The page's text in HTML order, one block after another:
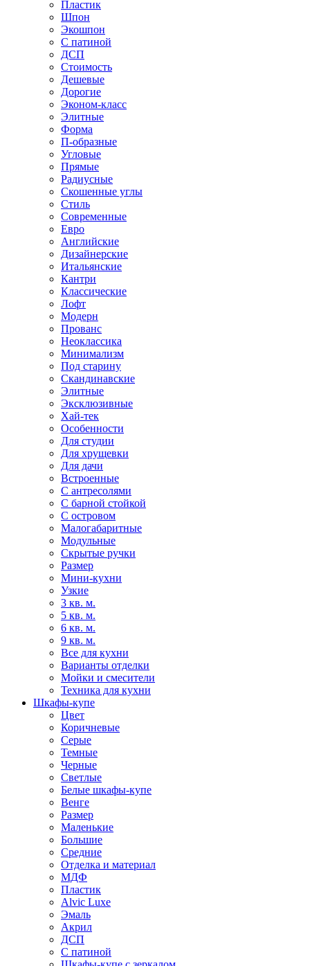
Пластик
Шпон
Экошпон
С патиной
ДСП
Стоимость
Дешевые
Дорогие
Эконом-класс
Элитные
Форма
П-образные
Угловые
Прямые
Радиусные
Скошенные углы
Стиль
Современные
Евро
Английские
Дизайнерские
Итальянские
Кантри
Классические
Лофт
Модерн
Прованс
Неоклассика
Минимализм
Под старину
Скандинавские
Элитные
Эксклюзивные
Хай-тек
Особенности
Для студии
Для хрущевки
Для дачи
Встроенные
С антресолями
С барной стойкой
С островом
Малогабаритные
Модульные
Скрытые ручки
Размер
Мини-кухни
Узкие
3 кв. м.
5 кв. м.
6 кв. м.
9 кв. м.
Все для кухни
Варианты отделки
Мойки и смесители
Техника для кухни
Шкафы-купе
Цвет
Коричневые
Серые
Темные
Черные
Светлые
Белые шкафы-купе
Венге
Размер
Маленькие
Большие
Средние
Отделка и материал
МДФ
Пластик
Alvic Luxe
Эмаль
Акрил
ДСП
С патиной